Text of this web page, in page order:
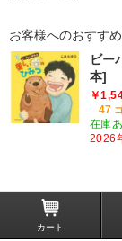
お客様へのおすすめ
ビー
本]
￥
47
在庫
2026
カート